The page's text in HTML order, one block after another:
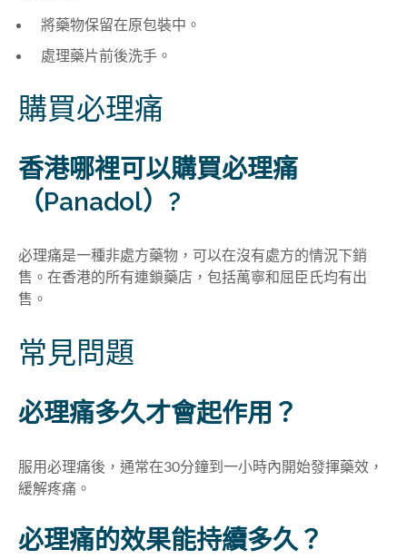
將藥物保留在原包裝中。
處理藥片前後洗手。
購買必理痛
香港哪裡可以購買必理痛
（Panadol）?
必理痛是一種非處方藥物，可以在沒有處方的情況下銷
售。在香港的所有連鎖藥店，包括萬寧和屈臣氏均有出
售。
常見問題
必理痛多久才會起作用 ？
服用必理痛後，通常在30分鐘到一小時內開始發揮藥效，
緩解疼痛。
必理痛的效果能持續多久？